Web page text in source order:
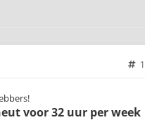
1
voor 32 uur per week